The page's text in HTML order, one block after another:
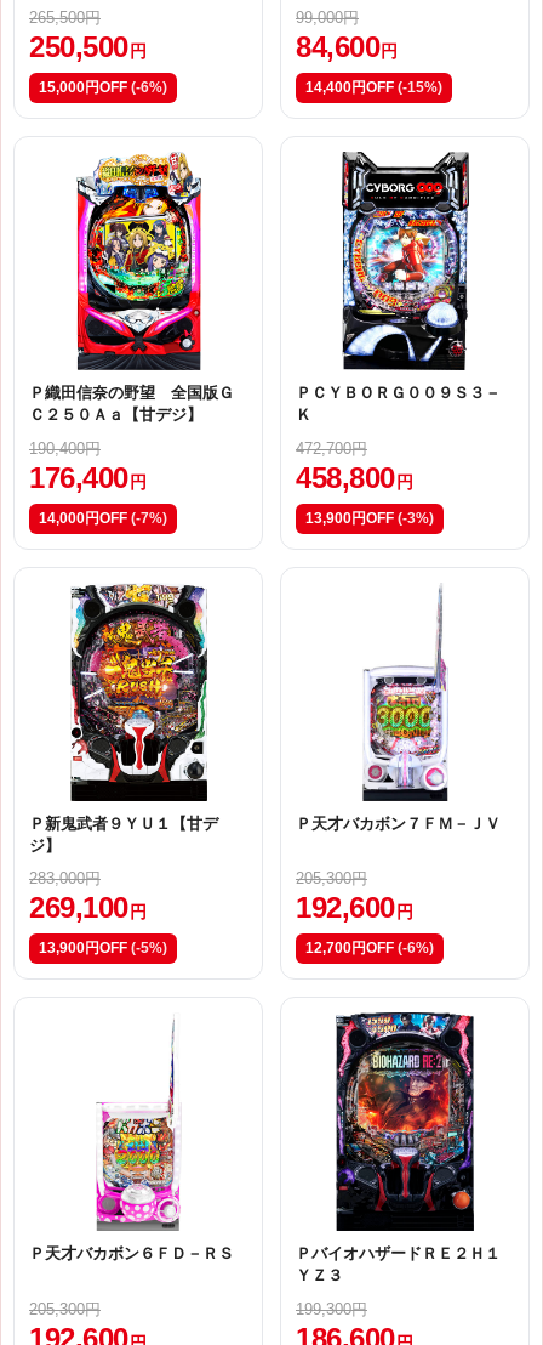
265,500円
250,500 円
15,000円OFF (-6%)
99,000円
84,600 円
14,400円OFF (-15%)
Ｐ織田信奈の野望 全国版Ｇ
Ｃ２５０Ａａ【甘デジ】
190,400円
176,400 円
14,000円OFF (-7%)
ＰＣＹＢＯＲＧ００９Ｓ３－
Ｋ
472,700円
458,800 円
13,900円OFF (-3%)
Ｐ新鬼武者９ＹＵ１【甘デ
ジ】
283,000円
269,100 円
13,900円OFF (-5%)
Ｐ天才バカボン７ＦＭ－ＪＶ
205,300円
192,600 円
12,700円OFF (-6%)
Ｐ天才バカボン６ＦＤ－ＲＳ
205,300円
192,600
ＰバイオハザードＲＥ２Ｈ１
ＹＺ３
199,300円
186,600